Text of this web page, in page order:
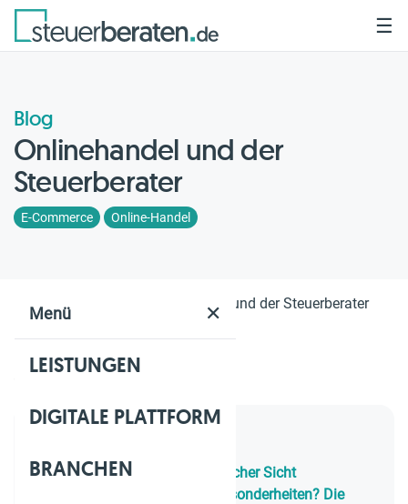
Menü ✕
LEISTUNGEN
DIGITALE PLATTFORM
BRANCHEN
☰
Blog
Onlinehandel und der
Steuerberater
E-Commerce Online-Handel
Home Onlinehandel und der Steuerberater
1. Onlinehandel – aus steuerlicher Sicht
Doch gibt es steuerliche Besonderheiten? Die